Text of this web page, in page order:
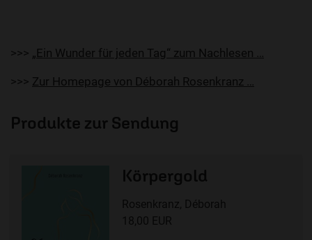
>>> „Ein Wunder für jeden Tag“ zum Nachlesen …
>>> Zur Homepage von Déborah Rosenkranz …
Produkte zur Sendung
Körpergold
Rosenkranz, Déborah
18,00 EUR